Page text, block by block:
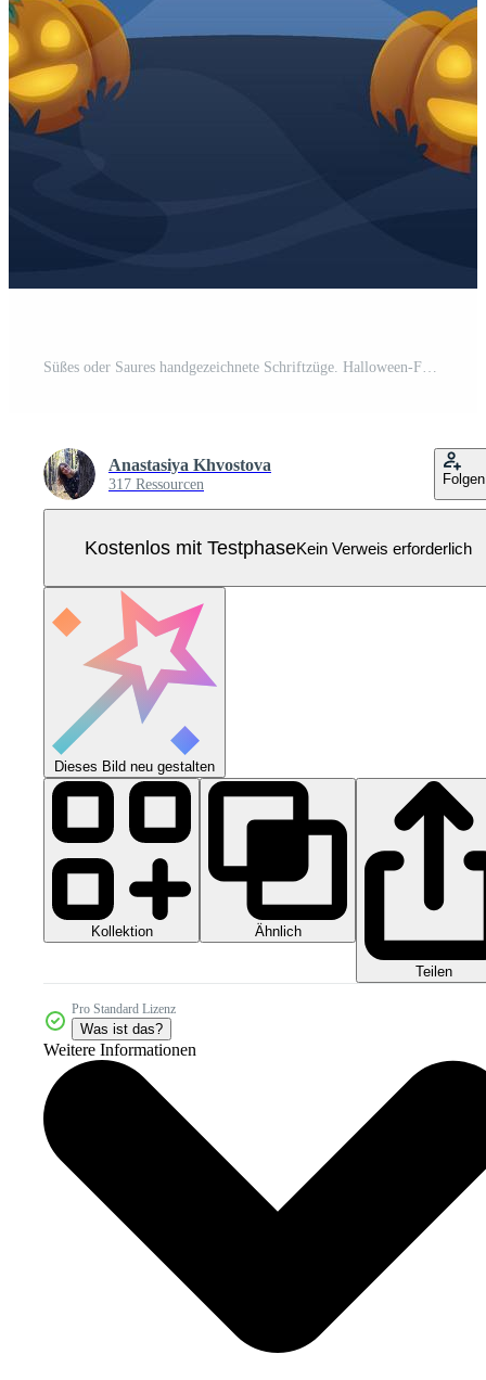
Süßes oder Saures handgezeichnete Schriftzüge. Halloween-Feier-Banner. stilisierter Vektortext auf Illustrationshintergrund. Nachtwald mit Vollmond Pro Vektor
Anastasiya Khvostova
317 Ressourcen Folgen
Kostenlos mit TestphaseKein Verweis erforderlich
Dieses Bild neu gestalten
Kollektion Ähnlich
Teilen
Pro Standard Lizenz
Was ist das?
Weitere Informationen